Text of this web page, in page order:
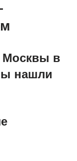
Москвы в
нашли